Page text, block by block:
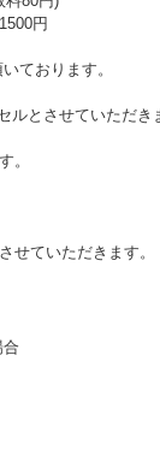
円
ております。
とさせていただき
。
せていただきます。
合